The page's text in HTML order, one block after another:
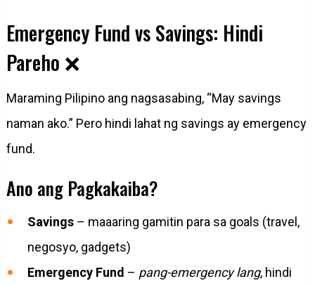
Emergency Fund vs Savings: Hindi
Pareho ❌
Maraming Pilipino ang nagsasabing, “May savings
naman ako.” Pero hindi lahat ng savings ay emergency
fund.
Ano ang Pagkakaiba?
Savings– maaaring gamitin para sa goals (travel,
negosyo, gadgets)
Emergency Fund – pang-emergency lang, hindi